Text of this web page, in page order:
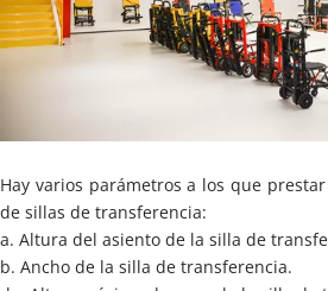
Hay varios parámetros a los que
de sillas de transferencia:
a. Altura del asiento de la silla de
b. Ancho de la silla de transferencia.